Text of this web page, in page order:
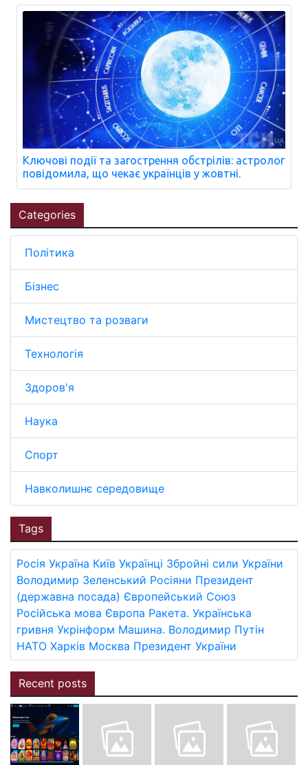
Ключові події та загострення обстрілів: астролог
повідомила, що чекає українців у жовтні.
Categories
Політика
Бізнес
Мистецтво та розваги
Технологія
Здоров'я
Наука
Спорт
Навколишнє середовище
Tags
Росія Україна Київ Українці Збройні сили України
Володимир Зеленський Росіяни Президент
(державна посада) Європейський Союз
Російська мова Європа Ракета. Українська
гривня Укрінформ Машина. Володимир Путін
НАТО Харків Москва Президент України
Recent posts